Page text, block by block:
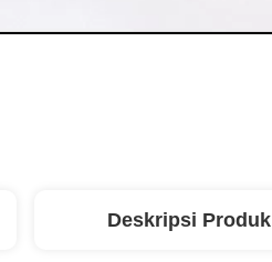
Deskripsi Produk